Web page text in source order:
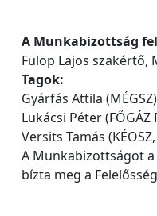
A Munkabizottság
Fülöp Lajos szakértő,
Tagok:
Gyárfás Attila (MÉGSZ)
Lukácsi Péter
Versits Tamás
A Munkabizottságot a
bízta meg a